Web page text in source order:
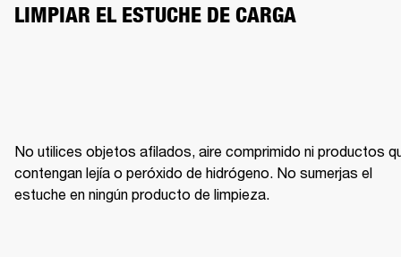
LIMPIAR EL ESTUCHE DE CARGA
No utilices objetos afilados, aire comprimido ni productos
contengan lejía o peróxido de hidrógeno. No sumerjas el
estuche en ningún producto de limpieza.